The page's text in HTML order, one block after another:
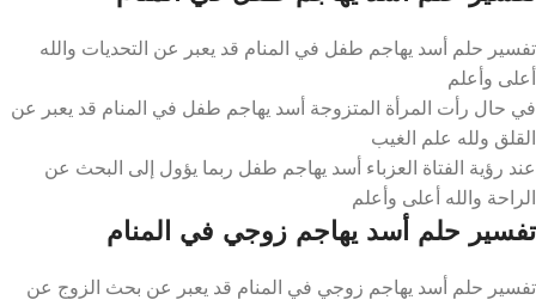
تفسير حلم أسد يهاجم طفل في المنام قد يعبر عن التحديات والله
أعلى وأعلم
في حال رأت المرأة المتزوجة أسد يهاجم طفل في المنام قد يعبر عن
القلق ولله علم الغيب
عند رؤية الفتاة العزباء أسد يهاجم طفل ربما يؤول إلى البحث عن
الراحة والله أعلى وأعلم
تفسير حلم أسد يهاجم زوجي في المنام
تفسير حلم أسد يهاجم زوجي في المنام قد يعبر عن بحث الزوج عن